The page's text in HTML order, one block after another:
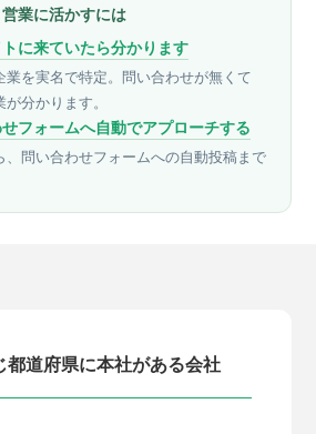
業に活かすには
に来ていたら分かります
を実名で特定。問い合わせが無くて
分かります。
フォームへ自動でアプローチする
、問い合わせフォームへの自動投稿まで
都道府県に本社がある会社